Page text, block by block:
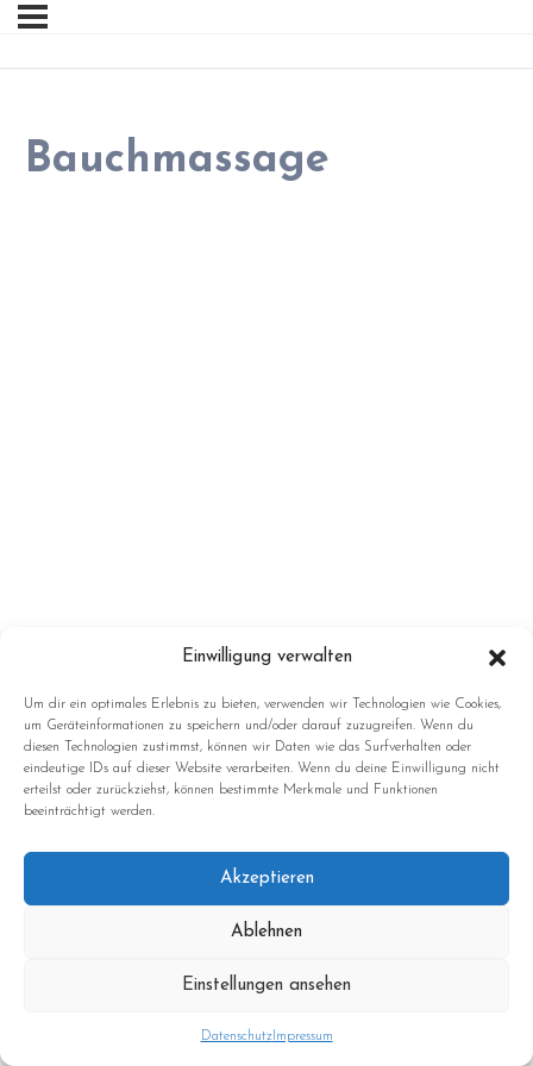
Einwilligung verwalten
Um dir ein optimales Erlebnis zu bieten, verwenden wir Technologien wie Cookies,
um Geräteinformationen zu speichern und/oder darauf zuzugreifen. Wenn du
diesen Technologien zustimmst, können wir Daten wie das Surfverhalten oder
eindeutige IDs auf dieser Website verarbeiten. Wenn du deine Einwilligung nicht
erteilst oder zurückziehst, können bestimmte Merkmale und Funktionen
beeinträchtigt werden.
Akzeptieren
Ablehnen
Einstellungen ansehen
DatenschutzImpressum
Bauchmassage